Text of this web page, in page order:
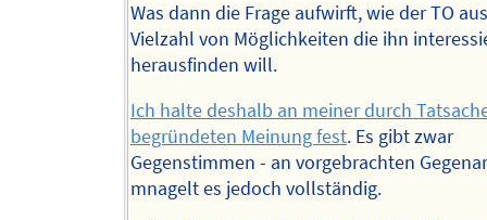
Was dann die Frage aufwirft, wie der TO
Vielzahl von Möglichkeiten die ihn
herausfinden will.
Ich halte deshalb an meiner durch
begründeten Meinung fest. Es gibt zwar
Gegenstimmen - an vorgebrachten
mnagelt es jedoch vollständig.